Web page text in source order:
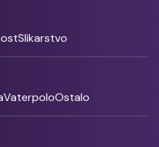
Slikarstvo
VaterpoloOstalo